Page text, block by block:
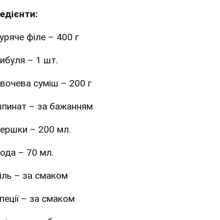
філе – 400 г
– 1 шт.
суміш – 200 г
– за бажанням
– 200 мл.
– 70 мл.
– за смаком
– за смаком